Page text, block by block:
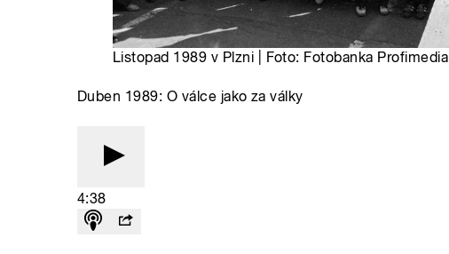
Listopad 1989 v Plzni | Foto: Fotobanka Profimedia
Duben 1989: O válce jako za války
4:38